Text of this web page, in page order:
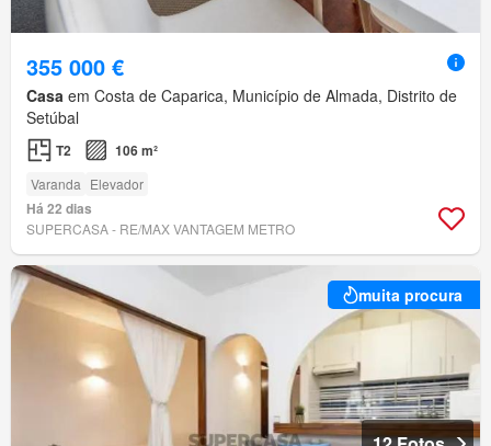
355 000 €
Casa em Costa de Caparica, Município de Almada, Distrito de
Setúbal
T2 106 m²
Varanda Elevador
Há 22 dias
SUPERCASA - RE/MAX VANTAGEM METRO
muita procura